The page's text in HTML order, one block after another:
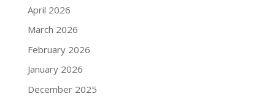
April 2026
March 2026
February 2026
January 2026
December 2025